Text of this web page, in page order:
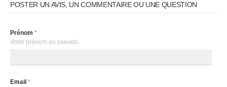
POSTER UN AVIS, UN COMMENTAIRE OU UNE QUESTION
Prénom *
Votre prénom ou pseudo
Email *